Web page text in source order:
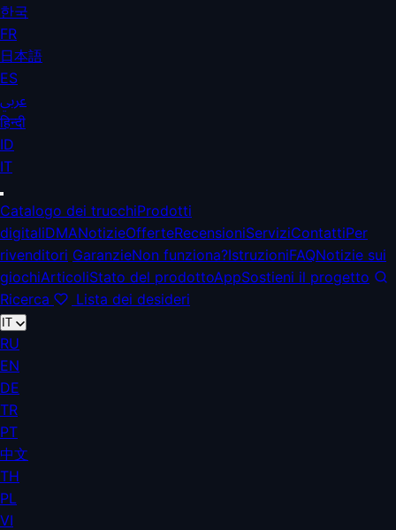
한국
FR
日本語
ES
عربي
हिन्दी
ID
IT
Catalogo dei trucchiProdotti
digitaliDMANotizieOfferteRecensioniServiziContattiPer
rivenditori GaranzieNon funziona?IstruzioniFAQNotizie sui
giochiArticoliStato del prodottoAppSostieni il progetto
Ricerca
Lista dei desideri
IT
RU
EN
DE
TR
PT
中文
TH
PL
VI